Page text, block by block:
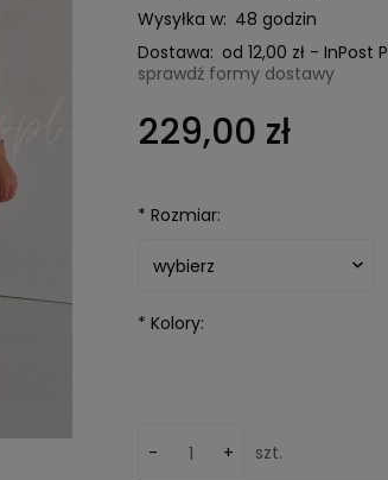
Wysyłka w: 48 godzin
Dostawa: od 12,00 zł - InPost
sprawdź formy dostawy
229,00 zł
* Rozmiar:
* Kolory:
- + szt.